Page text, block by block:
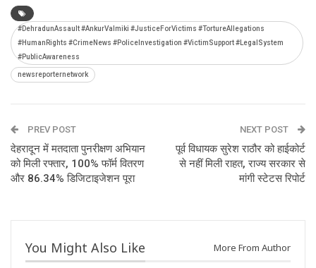
#DehradunAssault #AnkurValmiki #JusticeForVictims #TortureAllegations
#HumanRights #CrimeNews #PoliceInvestigation #VictimSupport #LegalSystem
#PublicAwareness
newsreporternetwork
PREV POST
देहरादून में मतदाता पुनरीक्षण अभियान
को मिली रफ्तार, 100% फॉर्म वितरण
और 86.34% डिजिटाइजेशन पूरा
NEXT POST
पूर्व विधायक सुरेश राठौर को हाईकोर्ट
से नहीं मिली राहत, राज्य सरकार से
मांगी स्टेटस रिपोर्ट
You Might Also Like More From Author